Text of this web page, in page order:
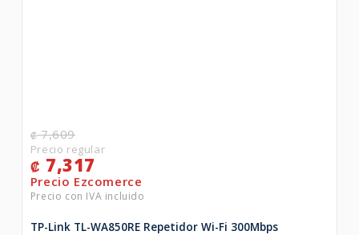
₡7,609
₡ 7,317
TP-Link TL-WA850RE Repetidor Wi-Fi 300Mbps